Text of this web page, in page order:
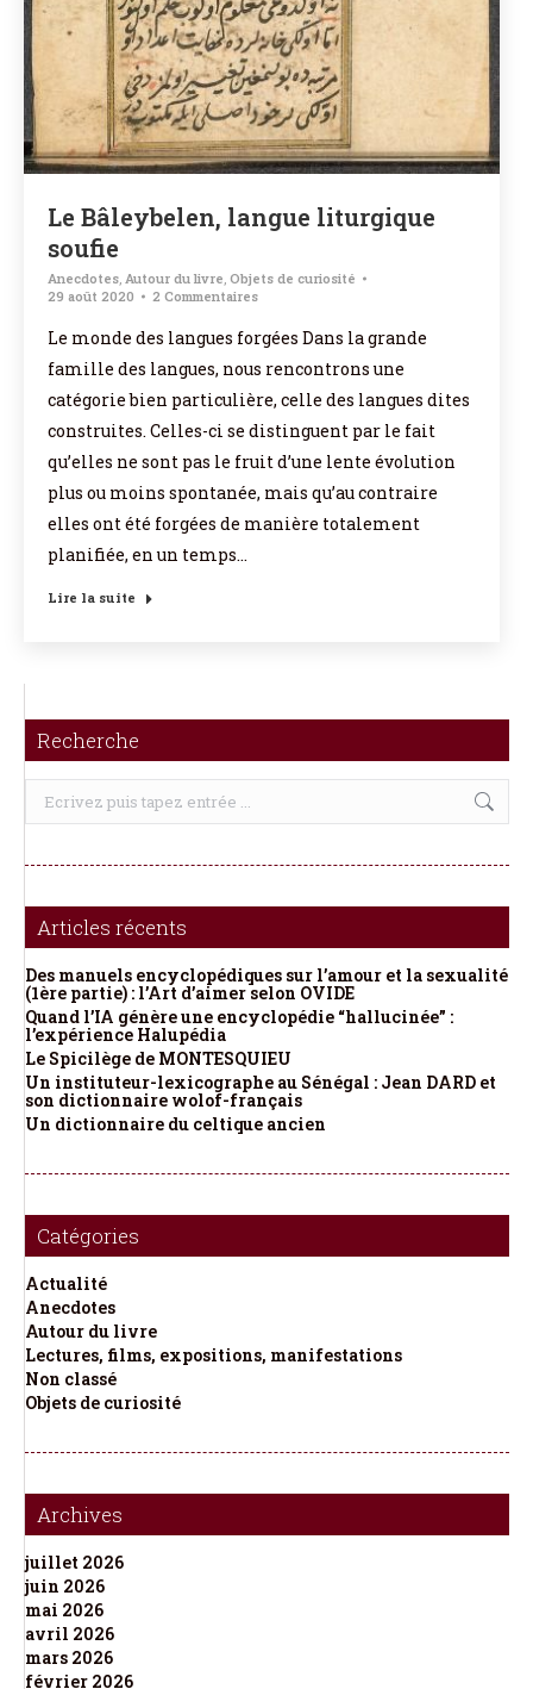
Le Bâleybelen, langue liturgique
soufie
Anecdotes, Autour du livre, Objets de curiosité
29 août 2020
2 Commentaires
Le monde des langues forgées Dans la grande
famille des langues, nous rencontrons une
catégorie bien particulière, celle des langues dites
construites. Celles-ci se distinguent par le fait
qu’elles ne sont pas le fruit d’une lente évolution
plus ou moins spontanée, mais qu’au contraire
elles ont été forgées de manière totalement
planifiée, en un temps…
Lire la suite
Recherche
Recherche
Articles récents
Des manuels encyclopédiques sur l’amour et la sexualité
(1ère partie) : l’Art d’aimer selon OVIDE
Quand l’IA génère une encyclopédie “hallucinée” :
l’expérience Halupédia
Le Spicilège de MONTESQUIEU
Un instituteur-lexicographe au Sénégal : Jean DARD et
son dictionnaire wolof-français
Un dictionnaire du celtique ancien
Catégories
Actualité
Anecdotes
Autour du livre
Lectures, films, expositions, manifestations
Non classé
Objets de curiosité
Archives
juillet 2026
juin 2026
mai 2026
avril 2026
mars 2026
février 2026